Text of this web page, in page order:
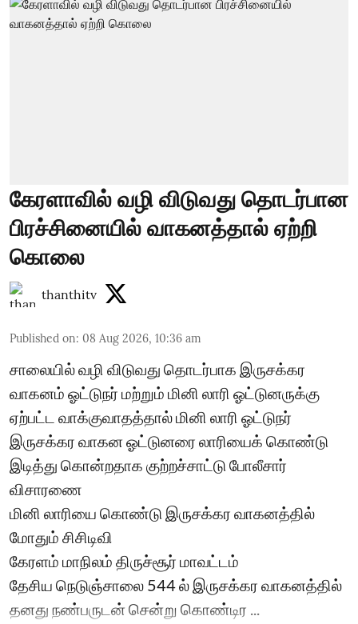
கேரளாவில் வழி விடுவது தொடர்பான
பிரச்சினையில் வாகனத்தால் ஏற்றி
கொலை
thanthitv
Published on: 08 Aug 2026, 10:36 am
சாலையில் வழி விடுவது தொடர்பாக இருசக்கர
வாகனம் ஓட்டுநர் மற்றும் மினி லாரி ஓட்டுனருக்கு
ஏற்பட்ட வாக்குவாதத்தால் மினி லாரி ஓட்டுநர்
இருசக்கர வாகன ஓட்டுனரை லாரியைக் கொண்டு
இடித்து கொன்றதாக குற்றச்சாட்டு போலீசார்
விசாரணை
மினி லாரியை கொண்டு இருசக்கர வாகனத்தில்
மோதும் சிசிடிவி
கேரளம் மாநிலம் திருச்சூர் மாவட்டம்
தேசிய நெடுஞ்சாலை 544 ல் இருசக்கர வாகனத்தில்
தனது நண்பருடன் சென்று கொண்டிர ...